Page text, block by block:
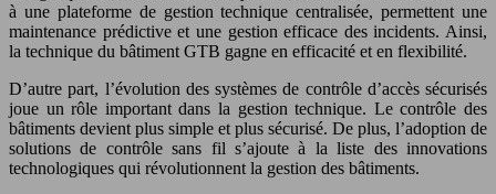
à une plateforme de gestion technique centralisée, permettent une
maintenance prédictive et une gestion efficace des incidents. Ainsi,
la technique du bâtiment GTB gagne en efficacité et en flexibilité.
D’autre part, l’évolution des systèmes de contrôle d’accès sécurisés
joue un rôle important dans la gestion technique. Le contrôle des
bâtiments devient plus simple et plus sécurisé. De plus, l’adoption de
solutions de contrôle sans fil s’ajoute à la liste des innovations
technologiques qui révolutionnent la gestion des bâtiments.